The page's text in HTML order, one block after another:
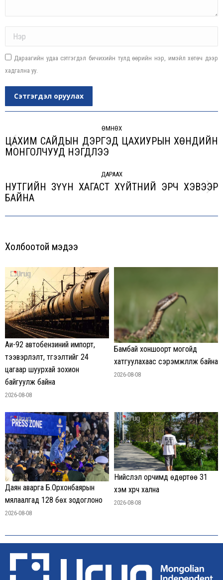
Дараагийн удаа сэтгэгдэл бичихийн тулд өөрийн нэр, имэйл хөтөч дээр
хадгална уу.
Сэтгэгдэл оруулах
ӨМНӨХ
Previous
ЦАХИМ САЙДЫН ДЭРГЭД ЦАХИУРЫН ХӨНДИЙН
МОНГОЛЧУУД НЭГДЛЭЭ
ДАРААХ
Next
НУТГИЙН ЗҮҮН ХАГАСТ ХҮЙТНИЙ ЭРЧ ХЭВЭЭР
БАЙНА
Холбоотой мэдээ
Аи-92 автобензиний импорт,
тээвэрлэлт, түгээлтийг 24
цагаар шуурхай зохион
байгуулж байна
2026-08-08
Бамбай хоншоорт могойд
хатгуулахаас сэрэмжлүүлж байна
2026-08-08
Даян аварга Б.Орхонбаярын
мялаалгад 128 бөх зодоглоно
2026-08-08
Нийслэл орчимд өдөртөө 31
хэм хүрч хална
2026-08-08